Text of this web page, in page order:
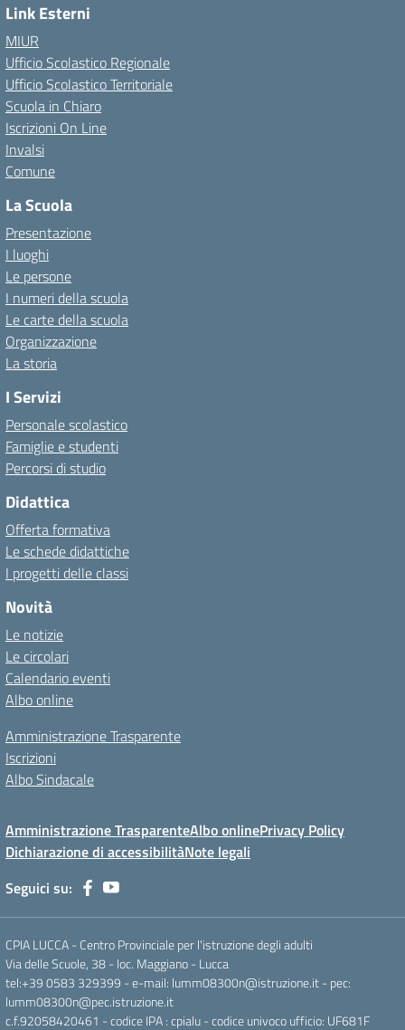
Link Esterni
MIUR
Ufficio Scolastico Regionale
Ufficio Scolastico Territoriale
Scuola in Chiaro
Iscrizioni On Line
Invalsi
Comune
La Scuola
Presentazione
I luoghi
Le persone
I numeri della scuola
Le carte della scuola
Organizzazione
La storia
I Servizi
Personale scolastico
Famiglie e studenti
Percorsi di studio
Didattica
Offerta formativa
Le schede didattiche
I progetti delle classi
Novità
Le notizie
Le circolari
Calendario eventi
Albo online
Amministrazione Trasparente
Iscrizioni
Albo Sindacale
Amministrazione TrasparenteAlbo onlinePrivacy Policy
Dichiarazione di accessibilitàNote legali
Seguici su:
CPIA LUCCA - Centro Provinciale per l'istruzione degli adulti
Via delle Scuole, 38 - loc. Maggiano - Lucca
tel:+39 0583 329399 - e-mail: lumm08300n@istruzione.it - pec:
lumm08300n@pec.istruzione.it
c.f.92058420461 - codice IPA : cpialu - codice univoco ufficio: UF681F